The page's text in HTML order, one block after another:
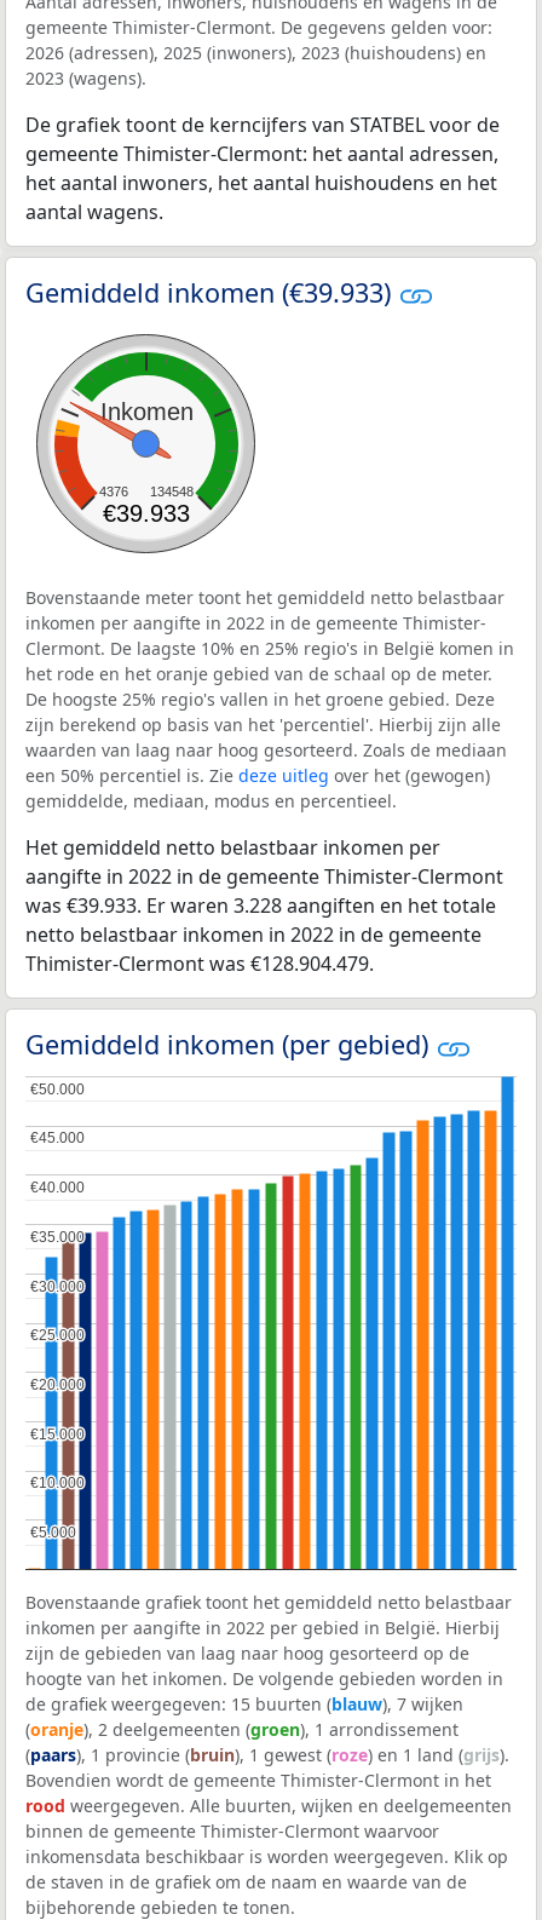
gemeente Thimister-Clermont. De gegevens gelden voor:
2026 (adressen), 2025 (inwoners), 2023 (huishoudens) en
2023 (wagens).
De grafiek toont de kerncijfers van STATBEL voor de
gemeente Thimister-Clermont: het aantal adressen,
het aantal inwoners, het aantal huishoudens en het
aantal wagens.
Gemiddeld inkomen (€39.933)
Inkomen
4376 134548
€39.933
Bovenstaande meter toont het gemiddeld netto belastbaar
inkomen per aangifte in 2022 in de gemeente Thimister-
Clermont. De laagste 10% en 25% regio's in België komen in
het rode en het oranje gebied van de schaal op de meter.
De hoogste 25% regio's vallen in het groene gebied. Deze
zijn berekend op basis van het 'percentiel'. Hierbij zijn alle
waarden van laag naar hoog gesorteerd. Zoals de mediaan
een 50% percentiel is. Zie deze uitleg over het (gewogen)
gemiddelde, mediaan, modus en percentieel.
Het gemiddeld netto belastbaar inkomen per
aangifte in 2022 in de gemeente Thimister-Clermont
was €39.933. Er waren 3.228 aangiften en het totale
netto belastbaar inkomen in 2022 in de gemeente
Thimister-Clermont was €128.904.479.
Gemiddeld inkomen (per gebied)
€5.000
€5.000
€10.000
€10.000
€15.000
€15.000
€20.000
€20.000
€25.000
€25.000
€30.000
€30.000
€35.000
€35.000
€40.000
€40.000
€45.000
€45.000
€50.000
€50.000
Bovenstaande grafiek toont het gemiddeld netto belastbaar
inkomen per aangifte in 2022 per gebied in België. Hierbij
zijn de gebieden van laag naar hoog gesorteerd op de
hoogte van het inkomen. De volgende gebieden worden in
de grafiek weergegeven: 15 buurten (blauw), 7 wijken
(oranje), 2 deelgemeenten (groen), 1 arrondissement
(paars), 1 provincie (bruin), 1 gewest (roze) en 1 land (grijs).
Bovendien wordt de gemeente Thimister-Clermont in het
rood weergegeven. Alle buurten, wijken en deelgemeenten
binnen de gemeente Thimister-Clermont waarvoor
inkomensdata beschikbaar is worden weergegeven. Klik op
de staven in de grafiek om de naam en waarde van de
bijbehorende gebieden te tonen.